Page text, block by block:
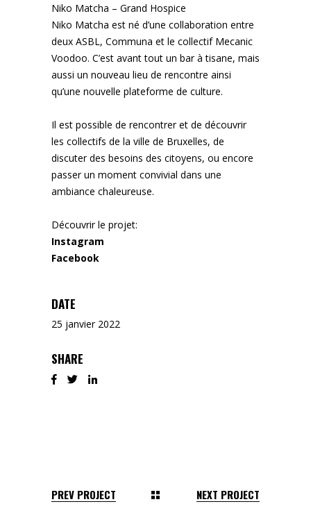
Niko Matcha – Grand Hospice
Niko Matcha est né d’une collaboration entre
deux ASBL, Communa et le collectif Mecanic
Voodoo. C’est avant tout un bar à tisane, mais
aussi un nouveau lieu de rencontre ainsi
qu’une nouvelle plateforme de culture.
Il est possible de rencontrer et de découvrir
les collectifs de la ville de Bruxelles, de
discuter des besoins des citoyens, ou encore
passer un moment convivial dans une
ambiance chaleureuse.
Découvrir le projet:
Instagram
Facebook
DATE
25 janvier 2022
SHARE
PREV PROJECT NEXT PROJECT